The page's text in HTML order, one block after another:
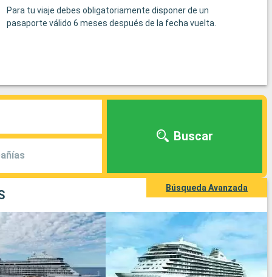
Para tu viaje debes obligatoriamente disponer de un
pasaporte válido 6 meses después de la fecha vuelta.
Buscar
Búsqueda Avanzada